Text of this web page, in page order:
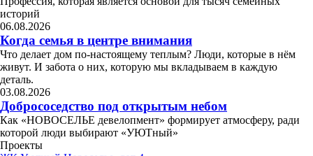
историй
06.08.2026
Когда семья в центре внимания
Что делает дом по-настоящему теплым? Люди, которые в нём
живут. И забота о них, которую мы вкладываем в каждую
деталь.
03.08.2026
Добрососедство под открытым небом
Как «НОВОСЕЛЬЕ девелопмент» формирует атмосферу, ради
которой люди выбирают «УЮТный»
Проекты